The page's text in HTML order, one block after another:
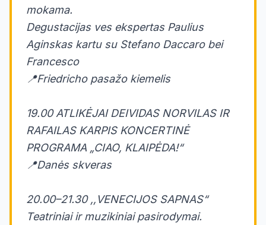
mokama.
Degustacijas ves ekspertas Paulius
Aginskas kartu su Stefano Daccaro bei
Francesco
📍Friedricho pasažo kiemelis
19.00 ATLIKĖJAI DEIVIDAS NORVILAS IR
RAFAILAS KARPIS KONCERTINĖ
PROGRAMA „CIAO, KLAIPĖDA!“
📍Danės skveras
20.00–21.30 ,,VENECIJOS SAPNAS“
Teatriniai ir muzikiniai pasirodymai.